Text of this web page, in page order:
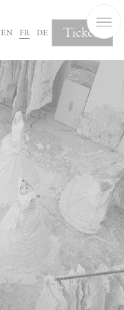
en fr de Tickets